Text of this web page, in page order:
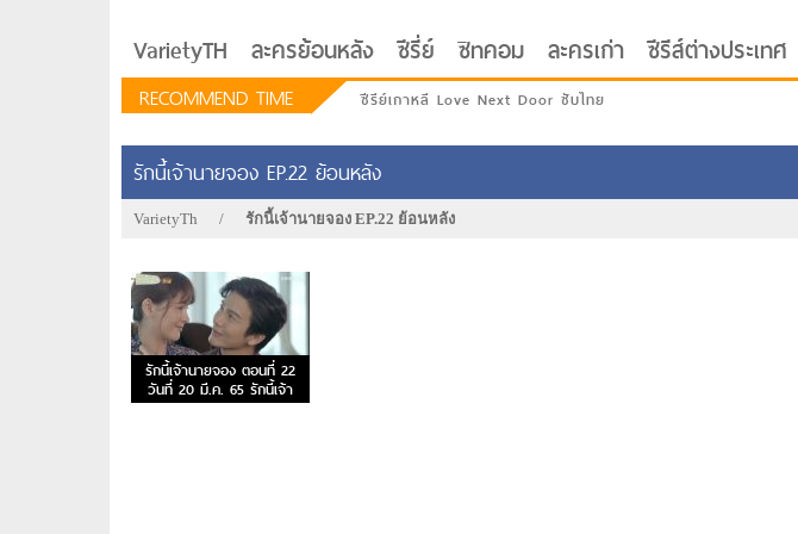
VarietyTH ละครย้อนหลัง ซีรี่ย์ ซิทคอม ละครเก่า ซีรีส์ต่างประเทศ
RECOMMEND TIME ซีรีย์เกาหลี Love Next Door ซับไทย
รักนี้เจ้านายจอง EP.22 ย้อนหลัง
VarietyTh / รักนี้เจ้านายจอง EP.22 ย้อนหลัง
รักนี้เจ้านายจอง ตอนที่ 22
วันที่ 20 มี.ค. 65 รักนี้เจ้า
นายจอง EP.22